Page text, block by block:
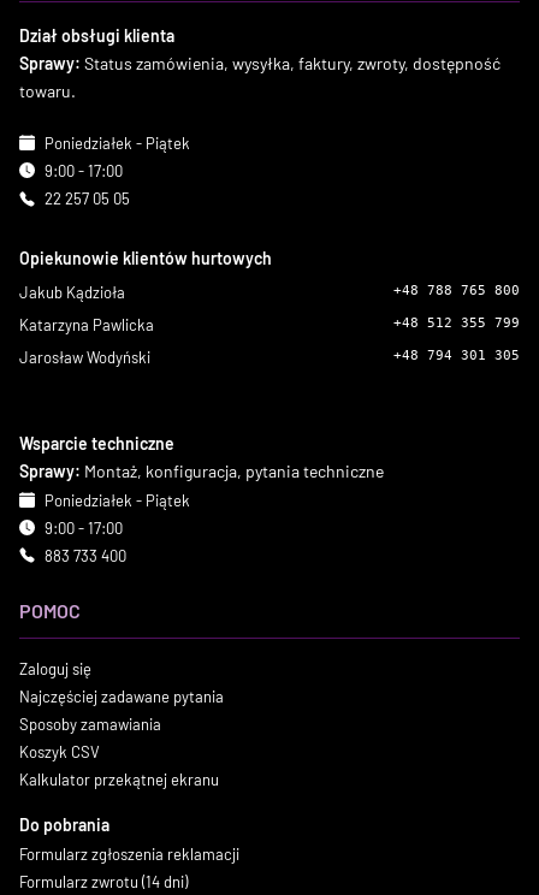
Dział obsługi klienta
Sprawy: Status zamówienia, wysyłka, faktury, zwroty, dostępność
towaru.
Poniedziałek - Piątek
9:00 - 17:00
22 257 05 05
Opiekunowie klientów hurtowych
Jakub Kądzioła +48 788 765 800
Katarzyna Pawlicka +48 512 355 799
Jarosław Wodyński +48 794 301 305
Wsparcie techniczne
Sprawy: Montaż, konfiguracja, pytania techniczne
Poniedziałek - Piątek
9:00 - 17:00
883 733 400
POMOC
Zaloguj się
Najczęściej zadawane pytania
Sposoby zamawiania
Koszyk CSV
Kalkulator przekątnej ekranu
Do pobrania
Formularz zgłoszenia reklamacji
Formularz zwrotu (14 dni)